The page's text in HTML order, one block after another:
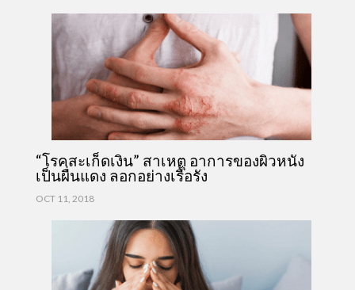
“โรคสะเก็ดเงิน” สาเหตุ อาการของผิวหนัง
เป็นผื่นแดง ลอกอย่างเรื้อรัง
OCT 11, 2018